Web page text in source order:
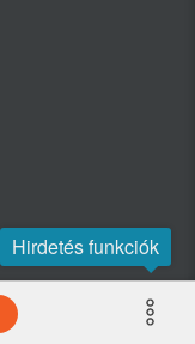
Hirdetés funkciók